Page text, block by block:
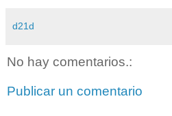
d21d
No hay comentarios.:
Publicar un comentario